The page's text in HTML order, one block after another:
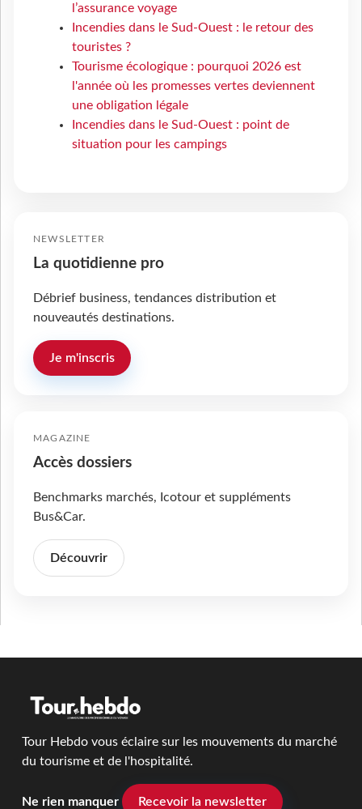
l’assurance voyage
Incendies dans le Sud-Ouest : le retour des
touristes ?
Tourisme écologique : pourquoi 2026 est
l'année où les promesses vertes deviennent
une obligation légale
Incendies dans le Sud-Ouest : point de
situation pour les campings
NEWSLETTER
La quotidienne pro
Débrief business, tendances distribution et
nouveautés destinations.
Je m'inscris
MAGAZINE
Accès dossiers
Benchmarks marchés, Icotour et suppléments
Bus&Car.
Découvrir
Tour Hebdo vous éclaire sur les mouvements du marché
du tourisme et de l'hospitalité.
Ne rien manquer Recevoir la newsletter